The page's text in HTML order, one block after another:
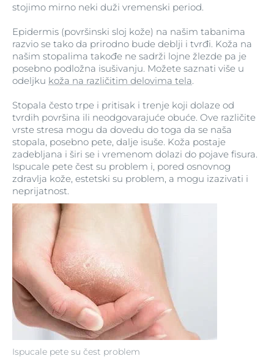
Ispucale pete su čest problem
stojimo mirno neki duži vremenski period.
Epidermis (površinski sloj kože) na našim tabanima
razvio se tako da prirodno bude deblji i tvrđi. Koža na
našim stopalima takođe ne sadrži lojne žlezde pa je
posebno podložna isušivanju. Možete saznati više u
odeljku koža na različitim delovima tela.
Stopala često trpe i pritisak i trenje koji dolaze od
tvrdih površina ili neodgovarajuće obuće. Ove različite
vrste stresa mogu da dovedu do toga da se naša
stopala, posebno pete, dalje isuše. Koža postaje
zadebljana i širi se i vremenom dolazi do pojave fisura.
Ispucale pete čest su problem i, pored osnovnog
zdravlja kože, estetski su problem, a mogu izazivati i
neprijatnost.